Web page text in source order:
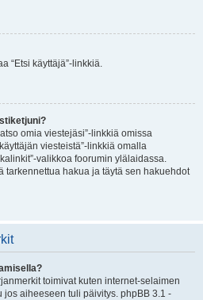
“Etsi käyttäjä”-linkkiä.
omia viestejäsi”-linkkiä omissa
viesteistä”-linkkiä omalla
valikkoa foorumin ylälaidassa.
tarkennettua hakua ja täytä sen hakuehdot
toimivat kuten internet-selaimen
jos aiheeseen tuli päivitys. phpBB 3.1 -